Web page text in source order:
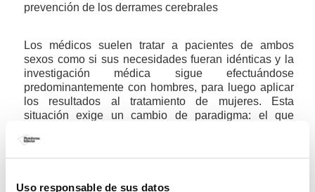
Uso responsable de sus datos
prevención de los derrames cerebrales
Los médicos suelen tratar a pacientes de ambos
sexos como si sus necesidades fueran idénticas y la
investigación médica sigue efectuándose
predominantemente con hombres, para luego aplicar
los resultados al tratamiento de mujeres. Esta
situación exige un cambio de paradigma: el que